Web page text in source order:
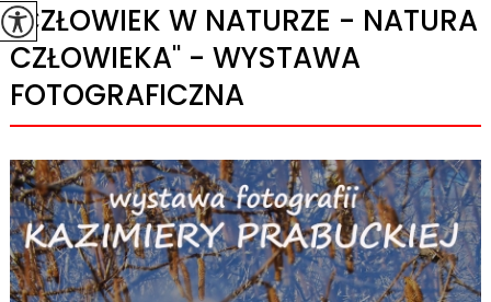
''CZŁOWIEK W NATURZE - NATURA
CZŁOWIEKA'' - WYSTAWA
FOTOGRAFICZNA